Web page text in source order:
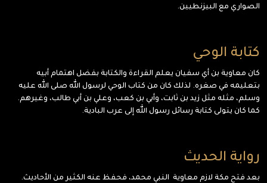
الصواري مع البيزنطيين.
كتابة الوحي
كان معاوية بن أي سفيان يعلم القراءة والكتابة بفضل اهتمام أبيه
بتعليمه في صغره. لذلك كان من كتاب الوحي لرسول الله صلى الله عليه
وسلم، مثله مثل زيد بن ثابت، وأبي بن كعب، وعلي بن أبي طالب، وغيرهم.
كما كان يتولى كتابة رسائل رسول الله إلى عرب البادية.
رواية الحديث
بعد فتح مكة لازم معاوية النبي محمد، فحفظ عنه الكثير من الأحاديث.